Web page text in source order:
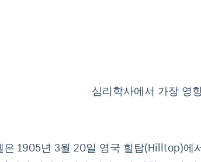
심리학사에서 가장 영
은 1905년 3월 20일 영국 힐탑(Hilltop)에